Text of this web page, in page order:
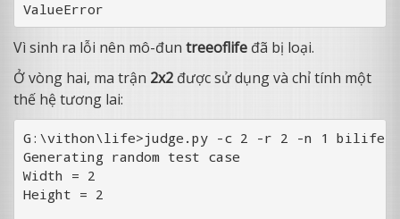
Vì sinh ra lỗi nên mô-đun treeoflife đã bị loại.
Ở vòng hai, ma trận 2x2 được sử dụng và chỉ tính một
thế hệ tương lai:
G:\vithon\life>judge.py -c 2 -r 2 -n 1
Generating random test case
Width = 2
Height = 2